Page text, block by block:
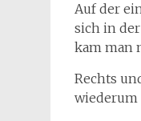
Auf der
sich in
kam man
Rechts
wiederum